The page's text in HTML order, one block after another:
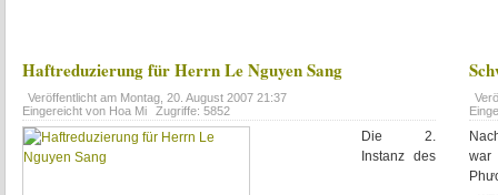
Haftreduzierung für Herrn Le Nguyen Sang
Veröffentlicht am Montag, 20. August 2007 21:37
Eingereicht von Hoa Mi
Zugriffe: 5852
Die 2.
Instanz des
war